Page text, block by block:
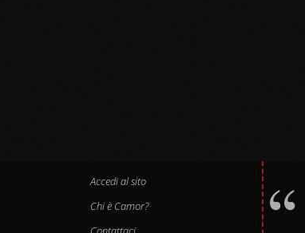
Accedi al sito
Chi è Camor?